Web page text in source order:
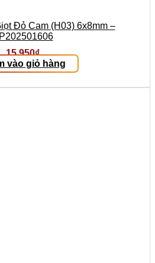
Đỏ Cam (H03) 6x8mm –
15.950₫
vào giỏ hàng